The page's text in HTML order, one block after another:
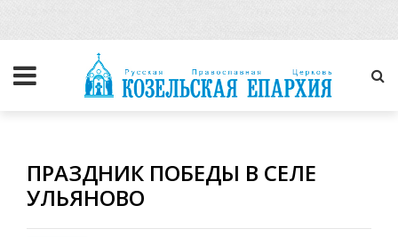
ПРАЗДНИК ПОБЕДЫ В СЕЛЕ
УЛЬЯНОВО